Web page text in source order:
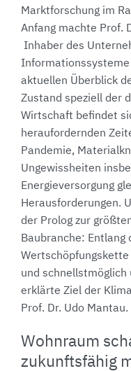
Marktforschung im
Anfang machte Prof.
Inhaber des
aktuellen Überblick
Zustand speziell der
Wirtschaft befindet
heraufordernden
Pandemie,
Ungewissheiten
Energieversorgung
Herausforderungen.
der Prolog zur
Baubranche: Entlang
und schnellstmöglich
erklärte Ziel der
Prof. Dr. Udo Mantau.
Wohnraum
zukunftsfähig